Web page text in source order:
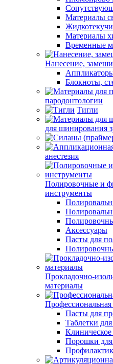
Материалы
Материалы
Временные
Нанесение,
Блокноты,
пародонтологии
Тигли
для шинирования
анестезия
Полировочные и
инструменты
Аксессуары
Пасты для
Прокладочно-
материалы
Пасты для
Таблетки
Порошки для